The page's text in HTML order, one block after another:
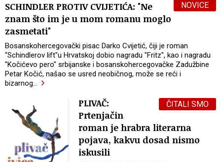
NOVICE
SCHINDLER PROTIV CVIJETIĆA: "Ne
znam što im je u mom romanu moglo
zasmetati"
Bosanskohercegovački pisac Darko Cvijetić, čiji je roman
"Schindlerov lift"u Hrvatskoj dobio nagradu "Fritz", kao i nagradu
"Kočićevo pero" srbijanske i bosanskohercegovačke Zadužbine
Petar Kočić, našao se usred neobičnog, može se reći i
bizarnog…
ČITALI SMO
PLIVAČ:
Prtenjačin
roman je hrabra literarna
pojava, kakvu dosad nismo
iskusili